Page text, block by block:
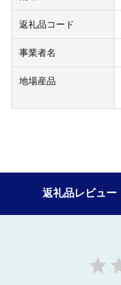
返礼品コード
事業者名
地場産品
返礼品レビュー